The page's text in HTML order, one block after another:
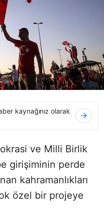
kaynağınız olarak
ve Milli Birlik
girişiminin perde
kahramanlıkları
özel bir projeye